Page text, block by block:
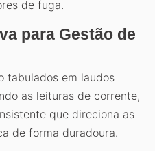
de fuga.
para Gestão de
tabulados em laudos
as leituras de corrente,
que direciona as
de forma duradoura.